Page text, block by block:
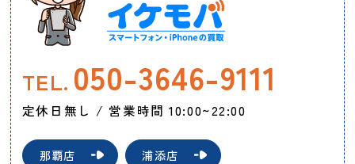
TEL. 050-3646-9111
定休日無し / 営業時間 10:00~22:00
那覇店 浦添店